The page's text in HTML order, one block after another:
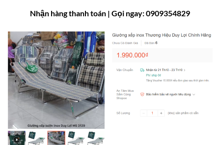
Nhận hàng thanh toán | Gọi ngay: 0909354829